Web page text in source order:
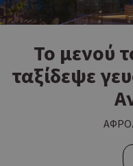
STORIES
Το μενού
ταξίδεψε